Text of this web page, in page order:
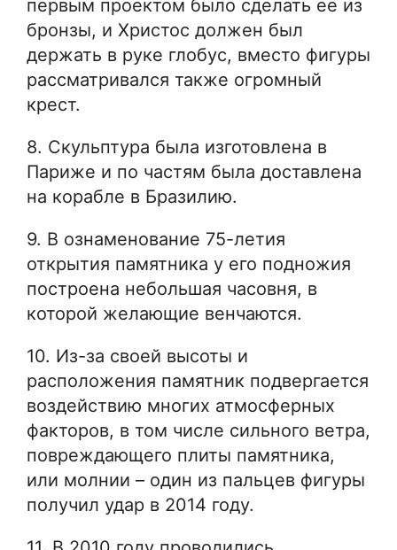
первым проектом было сделать ее из
бронзы, и Христос должен был
держать в руке глобус, вместо фигуры
рассматривался также огромный
крест.
8. Скульптура была изготовлена ​​в
Париже и по частям была доставлена ​​
на корабле в Бразилию.
9. В ознаменование 75-летия
открытия памятника у его подножия
построена небольшая часовня, в
которой желающие венчаются.
10. Из-за своей высоты и
расположения памятник подвергается
воздействию многих атмосферных
факторов, в том числе сильного ветра,
повреждающего плиты памятника,
или молнии – один из пальцев фигуры
получил удар в 2014 году.